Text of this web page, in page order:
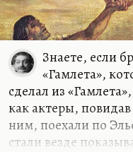
Знаете, если
«Гамлета»,
сделал из
как актеры,
ним, поехали по
стали везде